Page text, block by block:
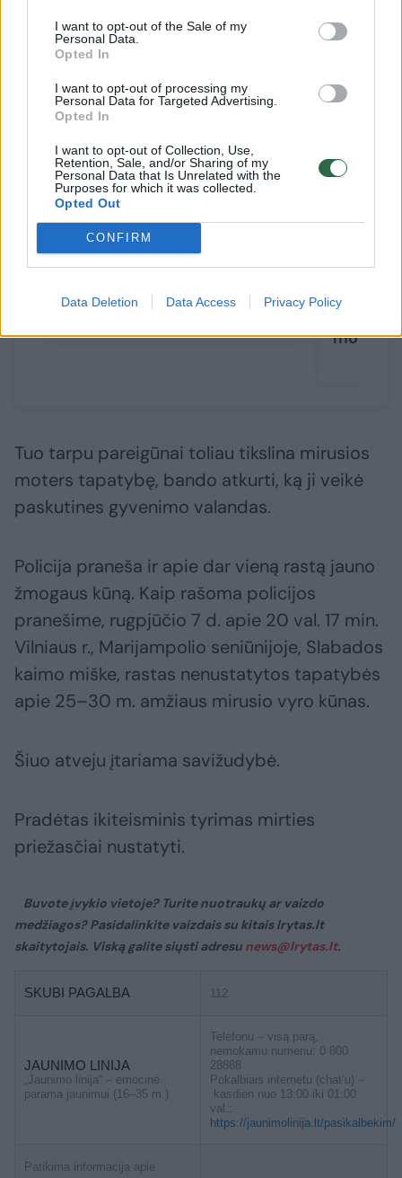
I want to opt-out of the Sale of my
Personal Data.
Opted In
I want to opt-out of processing my
Personal Data for Targeted Advertising.
Opted In
I want to opt-out of Collection, Use,
Retention, Sale, and/or Sharing of my
Personal Data that Is Unrelated with the
Purposes for which it was collected.
Opted Out
CONFIRM
Data Deletion Data Access Privacy Policy
Susiję straipsniai
Alytuje senjorę mirtis pakirto
gatvėje – medikai buvo
bejėgiai
toje
dieną
moterys
Tuo tarpu pareigūnai toliau tikslina mirusios
moters tapatybę, bando atkurti, ką ji veikė
paskutines gyvenimo valandas.
Policija praneša ir apie dar vieną rastą jauno
žmogaus kūną. Kaip rašoma policijos
pranešime, rugpjūčio 7 d. apie 20 val. 17 min.
Vilniaus r., Marijampolio seniūnijoje, Slabados
kaimo miške, rastas nenustatytos tapatybės
apie 25–30 m. amžiaus mirusio vyro kūnas.
Šiuo atveju įtariama savižudybė.
Pradėtas ikiteisminis tyrimas mirties
priežasčiai nustatyti.
Buvote įvykio vietoje? Turite nuotraukų ar vaizdo
medžiagos? Pasidalinkite vaizdais su kitais lrytas.lt
skaitytojais. Viską galite siųsti adresu news@lrytas.lt.
SKUBI PAGALBA 112
JAUNIMO LINIJA
„Jaunimo linija“ – emocinė
parama jaunimui (16–35 m.)
Telefonu – visą parą,
nemokamu numeriu: 0 800
28888
Pokalbiais internetu (chat’u) –
kasdien nuo 13:00 iki 01:00
val.:
https://jaunimolinija.lt/pasikalbekim/
Patikima informacija apie